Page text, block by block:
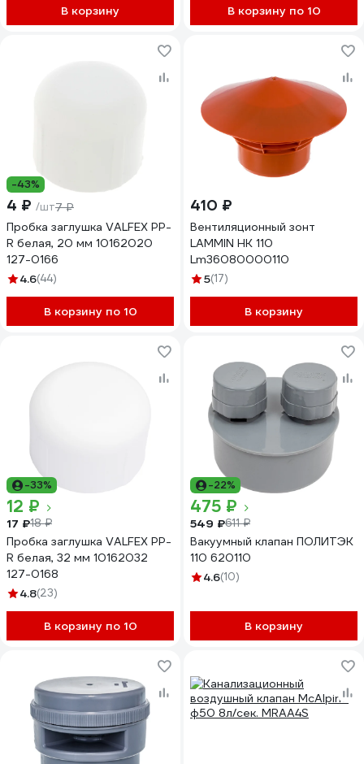
В корзину В корзину по 10
-43%
4 ₽ /шт7 ₽
Пробка заглушка VALFEX PP-
R белая, 20 мм 10162020
127-0166
4.6(44)
В корзину по 10
410 ₽
Вентиляционный зонт
LAMMIN НК 110
Lm36080000110
5(17)
В корзину
-33%
12 ₽
17 ₽18 ₽
Пробка заглушка VALFEX PP-
R белая, 32 мм 10162032
127-0168
4.8(23)
В корзину по 10
-22%
475 ₽
549 ₽611 ₽
Вакуумный клапан ПОЛИТЭК
110 620110
4.6(10)
В корзину